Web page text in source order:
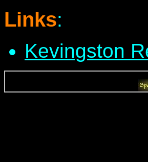
Links:
Kevingston